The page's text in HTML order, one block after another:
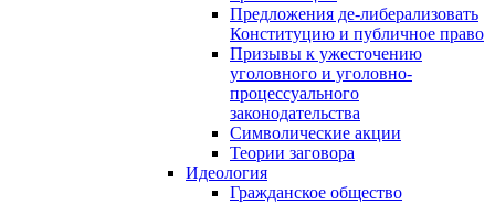
Предложения де-либерализовать
Конституцию и публичное право
Призывы к ужесточению
уголовного и уголовно-
процессуального
законодательства
Символические акции
Теории заговора
Идеология
Гражданское общество